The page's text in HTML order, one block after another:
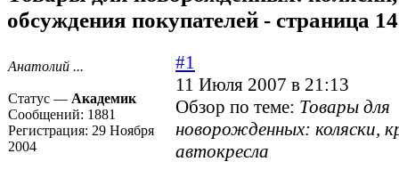
обсуждения покупателей - страница 14
Анатолий ...
Статус — Академик
Сообщений: 1881
Регистрация: 29 Ноября
2004
#1
11 Июля 2007 в 21:13
Обзор по теме: Товары для
новорожденных: коляски,
автокресла